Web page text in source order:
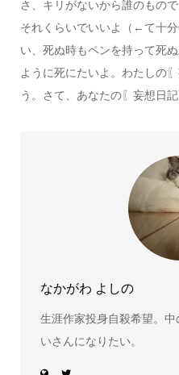
さ、キリがないから誰のもの
それくらいでいいよ（←て十
い、死ぬ時もペンを持って死
ように死にたいよ。わたしの
う。さて、あなたの〖妄想日
なかがわ よしの
生涯作家投身自殺希望。
いさんになりたい。